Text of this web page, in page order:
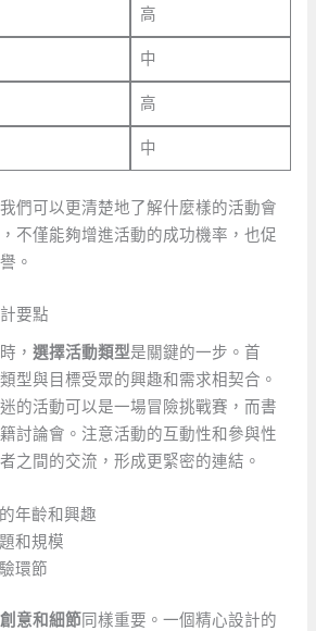
高
中
高
中
們可以更清楚地了解什麼樣的活動會
不僅能夠增進活動的成功機率，也促
。
要點
，選擇活動類型是關鍵的一步。首
型與目標受眾的興趣和需求相契合。
的活動可以是一場冒險挑戰賽，而書
討論會。注意活動的互動性和參與性
間的交流，形成更緊密的連結。
年齡和興趣
和規模
環節
創意和細節同樣重要。一個精心設計的